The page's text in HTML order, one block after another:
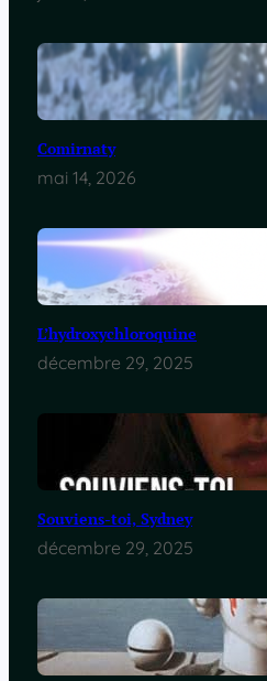
Comirnaty
mai 14, 2026
L’hydroxychloroquine
décembre 29, 2025
Souviens-toi, Sydney
décembre 29, 2025